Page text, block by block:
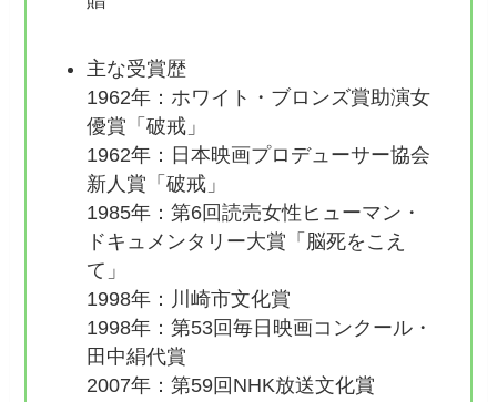
主な受賞歴
1962年：ホワイト・ブロンズ賞助演女
優賞「破戒」
1962年：日本映画プロデューサー協会
新人賞「破戒」
1985年：第6回読売女性ヒューマン・
ドキュメンタリー大賞「脳死をこえ
て」
1998年：川崎市文化賞
1998年：第53回毎日映画コンクール・
田中絹代賞
2007年：第59回NHK放送文化賞